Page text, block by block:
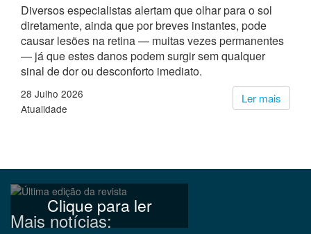
Diversos especialistas alertam que olhar para o sol
diretamente, ainda que por breves instantes, pode
causar lesões na retina — muitas vezes permanentes
— já que estes danos podem surgir sem qualquer
sinal de dor ou desconforto imediato.
Ler mais
28 Julho 2026
Atualidade
Clique para ler
Mais notícias: